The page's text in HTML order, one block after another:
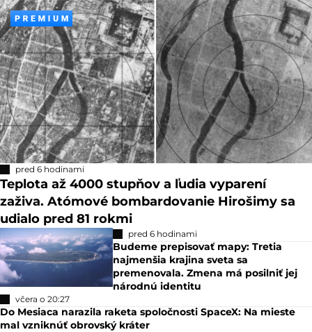
pred 6 hodinami
Teplota až 4000 stupňov a ľudia vyparení
zaživa. Atómové bombardovanie Hirošimy sa
udialo pred 81 rokmi
pred 6 hodinami
Budeme prepisovať mapy: Tretia
najmenšia krajina sveta sa
premenovala. Zmena má posilniť jej
národnú identitu
včera o 20:27
Do Mesiaca narazila raketa spoločnosti SpaceX: Na mieste
mal vzniknúť obrovský kráter